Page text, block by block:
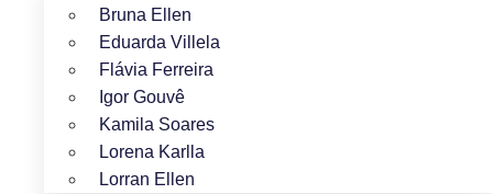
Bruna Ellen
Eduarda Villela
Flávia Ferreira
Igor Gouvê
Kamila Soares
Lorena Karlla
Lorran Ellen